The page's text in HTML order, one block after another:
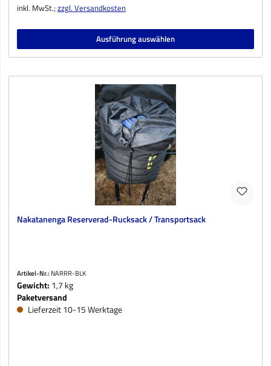
inkl. MwSt.;zzgl. Versandkosten
Ausführung auswählen
Nakatanenga Reserverad-Rucksack / Transportsack
Artikel-Nr.: NARRR-BLK
Gewicht: 1,7 kg
Paketversand
Lieferzeit 10-15 Werktage